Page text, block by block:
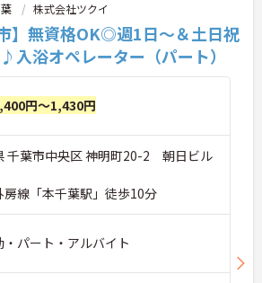
株式会社ツクイ
】無資格OK◎週1日～＆土日祝
浴オペレーター（パート）
円～1,430円
千葉市中央区 神明町20-2 朝日ビル
房線「本千葉駅」徒歩10分
・パート・アルバイト